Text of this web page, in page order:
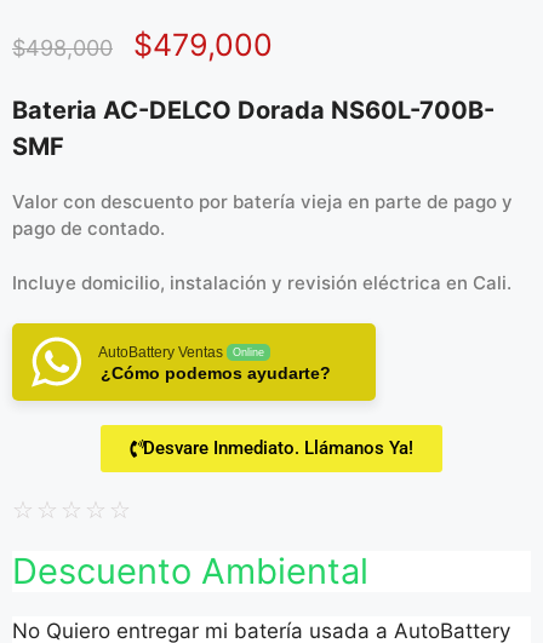
$498,000 $479,000
Bateria AC-DELCO Dorada NS60L-700B-
SMF
Valor con descuento por batería vieja en parte de pago y
pago de contado.
Incluye domicilio, instalación y revisión eléctrica en Cali.
AutoBattery Ventas Online
¿Cómo podemos ayudarte?
Desvare Inmediato. Llámanos Ya!
☆ ☆ ☆ ☆ ☆
Descuento Ambiental
No Quiero entregar mi batería usada a AutoBattery